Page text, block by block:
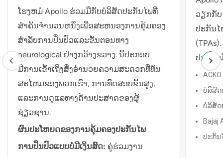
ໂຮງຫມໍ Apollo ຮ່ວມມືກັບບໍລິສັດປະກັນໄພທີ່
ສໍາຄັນຈໍານວນຫນຶ່ງເພື່ອສະຫນອງການຄຸ້ມຄອງ
ສໍາລັບການປິ່ນປົວແລະຂັ້ນຕອນທາງ
neurological ຢ່າງກວ້າງຂວາງ. ນີ້ປະກອບ
ມີການເຂົ້າເຖິງສິ່ງອໍານວຍຄວາມສະດວກທີ່ທັນ
ສະໄຫມຂອງພວກເຮົາ, ການທົດສອບຂັ້ນສູງ,
ແລະການດູແລທາງດ້ານປະສາດຂອງຜູ້
ຊ່ຽວຊານ.
ຜົນປະໂຫຍດຂອງການຄຸ້ມຄອງປະກັນໄພ
ການປິ່ນປົວແບບບໍ່ມີເງິນສົດ: ຄູ່ຮ່ວມງານ
ວຽກກັບ
ປະກັນ
ປະກອບ
ບໍລິສັດ
ບໍລິສັດ
Bajaj
ປະກັນ